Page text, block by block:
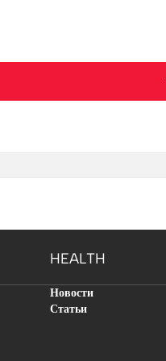
HEALTH
Новости
Статьи